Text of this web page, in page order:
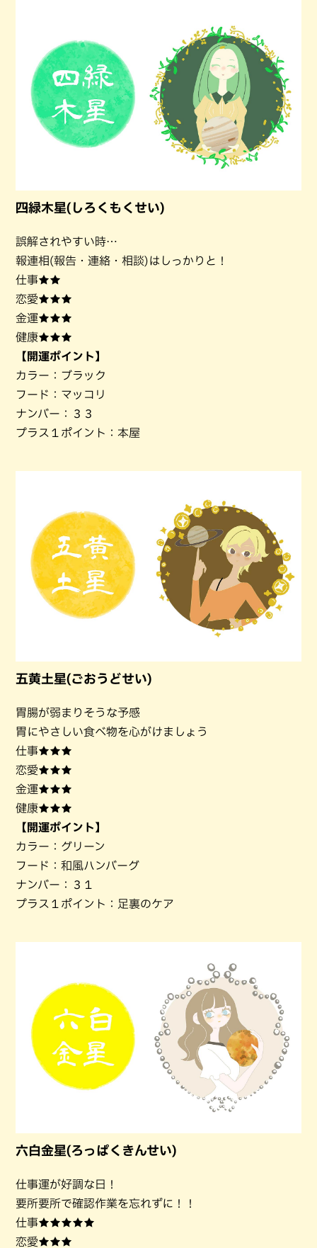
四緑木星(しろくもくせい)
誤解されやすい時…
報連相(報告・連絡・相談)はしっかりと！
仕事★★
恋愛★★★
金運★★★
健康★★★
【開運ポイント】
カラー：ブラック
フード：マッコリ
ナンバー：３３
プラス１ポイント：本屋
五黄土星(ごおうどせい)
胃腸が弱まりそうな予感
胃にやさしい食べ物を心がけましょう
仕事★★★
恋愛★★★
金運★★★
健康★★★
【開運ポイント】
カラー：グリーン
フード：和風ハンバーグ
ナンバー：３１
プラス１ポイント：足裏のケア
六白金星(ろっぱくきんせい)
仕事運が好調な日！
要所要所で確認作業を忘れずに！！
仕事★★★★★
恋愛★★★